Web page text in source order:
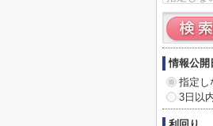
情報公開
指定し
3日以